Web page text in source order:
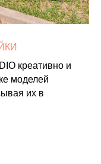
креативно и
моделей
их в